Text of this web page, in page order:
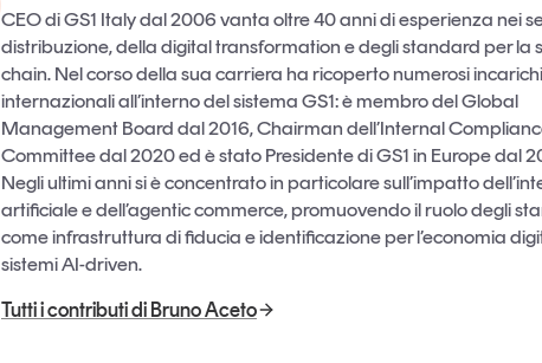
CEO di GS1 Italy dal 2006 vanta oltre 40 anni di esperienza nei
distribuzione, della digital transformation e degli standard per la
chain. Nel corso della sua carriera ha ricoperto numerosi incarichi
internazionali all’interno del sistema GS1: è membro del Global
Management Board dal 2016, Chairman dell’Internal
Committee dal 2020 ed è stato Presidente di GS1 in Europe dal
Negli ultimi anni si è concentrato in particolare sull’impatto
artificiale e dell’agentic commerce, promuovendo il ruolo degli
come infrastruttura di fiducia e identificazione per l’economia
sistemi AI-driven.
Tutti i contributi di Bruno Aceto